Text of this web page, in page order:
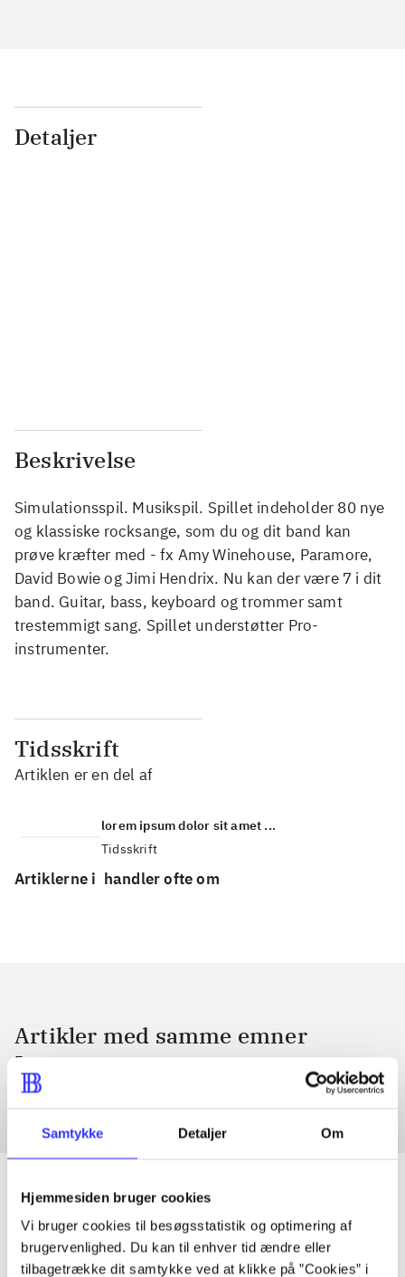
Samtykke Detaljer Om
Hjemmesiden bruger cookies
Vi bruger cookies til besøgsstatistik og optimering af
brugervenlighed. Du kan til enhver tid ændre eller
tilbagetrække dit samtykke ved at klikke på ”Cookies” i
Detaljer
Beskrivelse
Simulationsspil. Musikspil. Spillet indeholder 80 nye
og klassiske rocksange, som du og dit band kan
prøve kræfter med - fx Amy Winehouse, Paramore,
David Bowie og Jimi Hendrix. Nu kan der være 7 i dit
band. Guitar, bass, keyboard og trommer samt
trestemmigt sang. Spillet understøtter Pro-
instrumenter.
Tidsskrift
Artiklen er en del af
lorem ipsum dolor sit amet ...
Tidsskrift
Artiklerne i handler ofte om
Artikler med samme emner
Fra
Artikler
Alle registrerede artikler fordelt på udgivelser